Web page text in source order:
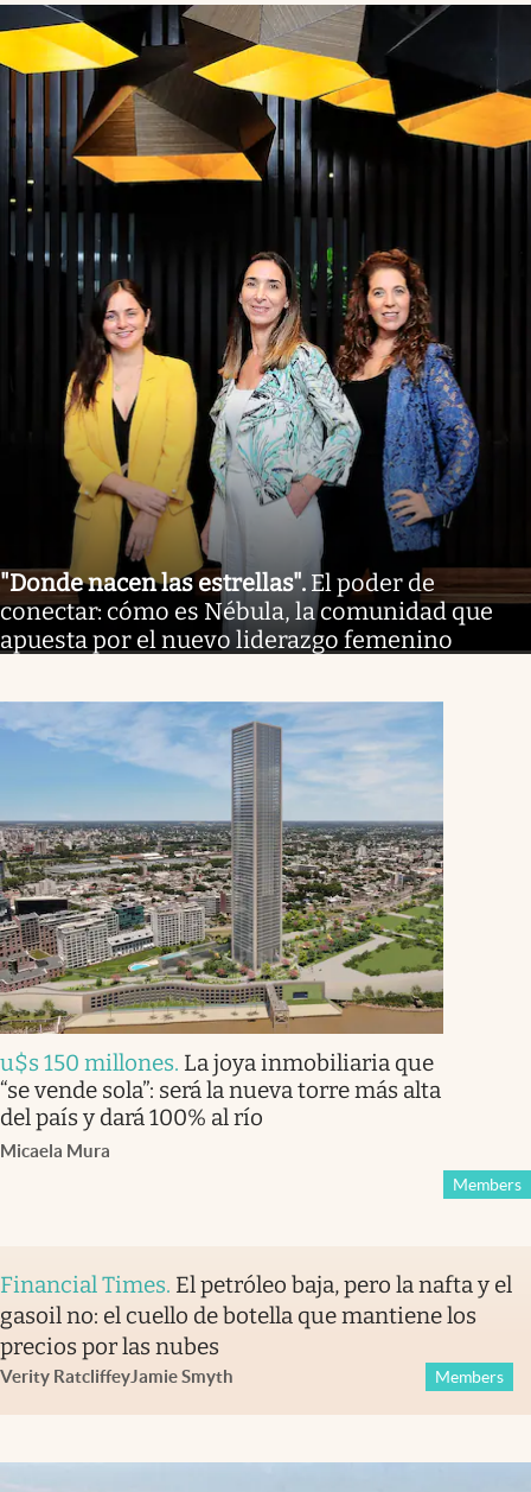
"Donde nacen las estrellas". El poder de
conectar: cómo es Nébula, la comunidad que
apuesta por el nuevo liderazgo femenino
u$s 150 millones. La joya inmobiliaria que
“se vende sola”: será la nueva torre más alta
del país y dará 100% al río
Micaela Mura
Members
Financial Times. El petróleo baja, pero la nafta y el
gasoil no: el cuello de botella que mantiene los
precios por las nubes
Verity RatcliffeyJamie Smyth Members